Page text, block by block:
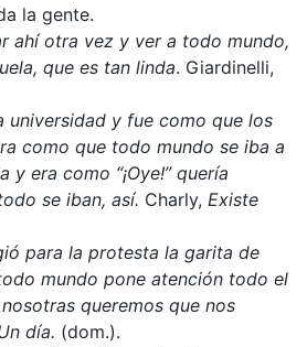
la gente.
ahí otra vez y ver a todo mundo,
que es tan linda. Giardinelli,
universidad y fue como que los
como que todo mundo se iba a
y era como “¡Oye!” quería
se iban, así. Charly, Existe
para la protesta la garita de
mundo pone atención todo el
queremos que nos
día. (dom.).